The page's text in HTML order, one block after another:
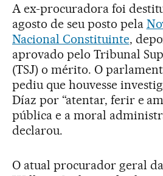
A ex-procuradora foi
agosto de seu posto pela
Nacional Constituinte,
aprovado pelo Tribunal
(TSJ) o mérito. O
pediu que houvesse
Díaz por “atentar, ferir e
pública e a moral
declarou.
O atual procurador geral